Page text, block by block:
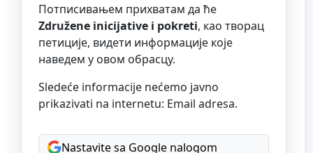
Потписивањем прихватам да ће
Združene inicijative i pokreti, као творац
петиције, видети информације које
наведем у овом обрасцу.
Sledeće informacije nećemo javno
prikazivati na internetu: Email adresa.
Nastavite sa Google nalogom